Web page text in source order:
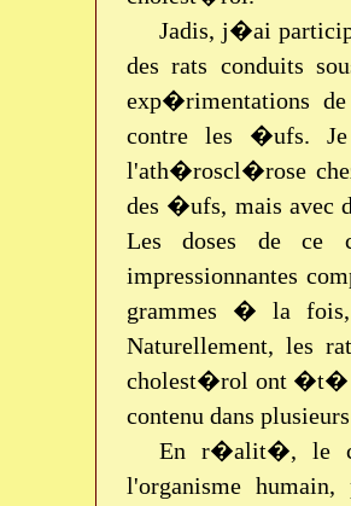
Jadis, j�ai
des rats conduits
exp�rimentations
contre les �ufs. Je
l'ath�roscl�rose
des �ufs, mais
Les doses de ce
impressionnantes
grammes � la
Naturellement, les
cholest�rol ont �t�
contenu dans
En r�alit�, le
l'organisme